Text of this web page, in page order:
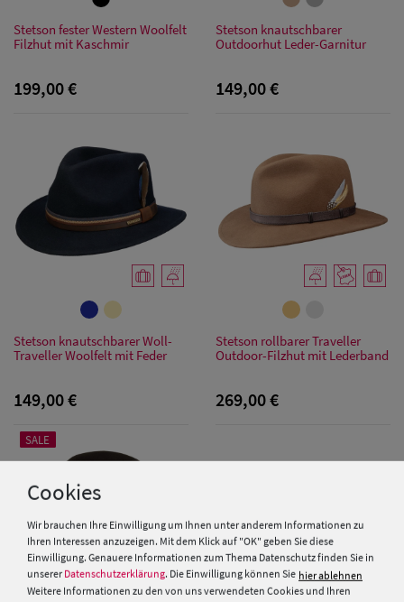
Baseball Caps
Schutz Caps
Bandana Caps
Damen
Sonnenschilder
& Visoren
Damen
Snapback Caps
Großgrößen
(63-65 cm)
Stetson fester Western Woolfelt
Filzhut mit Kaschmir
199,00 €
Stetson knautschbarer
Outdoorhut Leder-Garnitur
149,00 €
Stetson knautschbarer Woll-
Traveller Woolfelt mit Feder
149,00 €
Stetson rollbarer Traveller
Outdoor-Filzhut mit Lederband
269,00 €
SALE
Cookies
Wir brauchen Ihre Einwilligung um Ihnen unter anderem Informationen zu
Ihren Interessen anzuzeigen. Mit dem Klick auf "OK" geben Sie diese
Einwilligung. Genauere Informationen zum Thema Datenschutz finden Sie in
unserer Datenschutzerklärung. Die Einwilligung können Sie hier ablehnen
Weitere Informationen zu den von uns verwendeten Cookies und Ihren